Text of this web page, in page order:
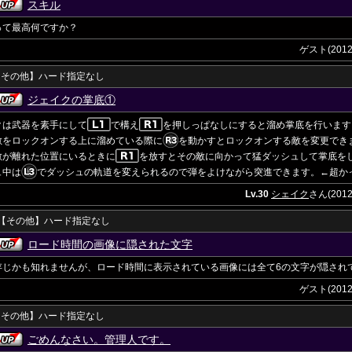
スキル
最高何ですか？
ゲスト
の他】ハード指定なし
ジェイクの掌底①
武器を素手にして で構え
を押しっぱなしにすると溜め掌底を行いま
ロックオンする上に溜めている際に
を動かすとロックオンする敵を変更でき
離れた位置にいるときに
を放すとその敵に向かって猛ダッシュして掌底を
は
でダッシュの軌道を変えられるので弾をよけながら突進できます。←超か
Lv.30 シェイク さん
その他】ハード指定なし
ロード時間の画像に隠された文字
じかも知れませんが、ロード時間に表示されている画像には全て6の文字が隠され
ゲスト
の他】ハード指定なし
ごめんなさい。管理人です。